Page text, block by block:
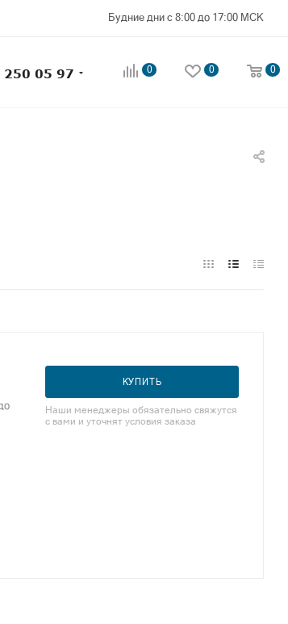
Будние дни с 8:00 до 17:00 МСК
250 05 97 0 0 0
КУПИТЬ
Наши менеджеры обязательно свяжутся
с вами и уточнят условия заказа